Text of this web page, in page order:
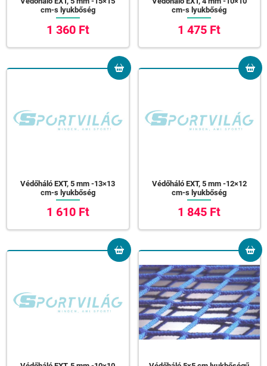
cm-s lyukbőség
1 360 Ft
cm-s lyukbőség
1 475 Ft
Védőháló EXT, 5 mm -13×13
cm-s lyukbőség
1 610 Ft
Védőháló EXT, 5 mm -12×12
cm-s lyukbőség
1 845 Ft